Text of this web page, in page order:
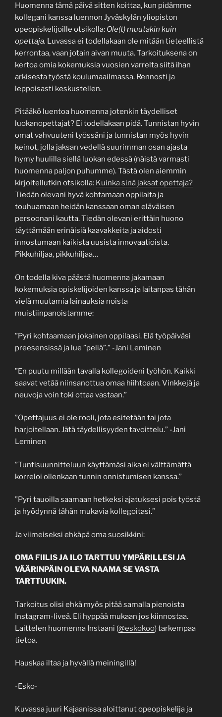
Huomenna tämä päivä sitten koittaa, kun pidämme
kollegani kanssa luennon Jyväskylän yliopiston
opeopiskelijoille otsikolla: Ole(t) muutakin kuin
opettaja. Luvassa ei todellakaan ole mitään tieteellistä
kerrontaa, vaan jotain aivan muuta. Tarkoituksena on
kertoa omia kokemuksia vuosien varrelta siitä ihan
arkisesta työstä koulumaailmassa. Rennosti ja
leppoisasti keskustellen.
Pitääkö luentoa huomenna jotenkin täydelliset
luokanopettajat? Ei todellakaan pidä. Tunnistan hyvin
omat vahvuuteni työssäni ja tunnistan myös hyvin
keinot, jolla jaksan vedellä suurimman osan ajasta
hymy huulilla siellä luokan edessä (näistä varmasti
huomenna paljon puhumme). Tästä olen aiemmin
kirjoitellutkin otsikolla: Kuinka sinä jaksat opettaja?
Tiedän olevani hyvä kohtamaan oppilaita ja
touhuamaan heidän kanssaan oman eläväisen
persoonani kautta. Tiedän olevani erittäin huono
täyttämään erinäisiä kaavakkeita ja aidosti
innostumaan kaikista uusista innovaatioista.
Pikkuhiljaa, pikkuhiljaa…
On todella kiva päästä huomenna jakamaan
kokemuksia opiskelijoiden kanssa ja laitanpas tähän
vielä muutamia lainauksia noista
muistiinpanoistamme:
”Pyri kohtaamaan jokainen oppilaasi. Elä työpäiväsi
preesensissä ja lue ”peliä”.” -Jani Leminen
”En puutu millään tavalla kollegoideni työhön. Kaikki
saavat vetää niinsanottua omaa hiihtoaan. Vinkkejä ja
neuvoja voin toki ottaa vastaan.”
”Opettajuus ei ole rooli, jota esitetään tai jota
harjoitellaan. Jätä täydellisyyden tavoittelu.” -Jani
Leminen
”Tuntisuunnitteluun käyttämäsi aika ei välttämättä
korreloi ollenkaan tunnin onnistumisen kanssa.”
”Pyri tauoilla saamaan hetkeksi ajatuksesi pois työstä
ja hyödynnä tähän mukavia kollegoitasi.”
Ja viimeiseksi ehkäpä oma suosikkini:
OMA FIILIS JA ILO TARTTUU YMPÄRILLESI JA
VÄÄRINPÄIN OLEVA NAAMA SE VASTA
TARTTUUKIN.
Tarkoitus olisi ehkä myös pitää samalla pienoista
Instagram-liveä. Eli hyppää mukaan jos kiinnostaa.
Laittelen huomenna Instaani (@eskokoo) tarkempaa
tietoa.
Hauskaa iltaa ja hyvällä meiningillä!
-Esko-
Kuvassa juuri Kajaanissa aloittanut opeopiskelija ja